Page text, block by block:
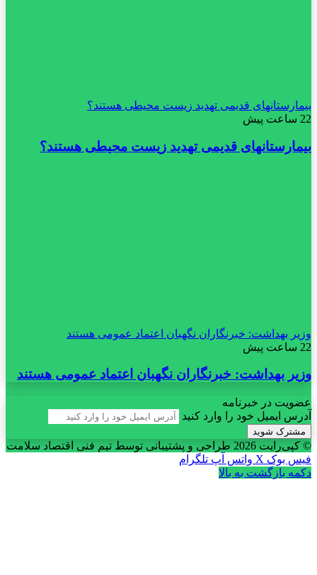
بیمارستانهای قدیمی تهدید زیست محیطی هستند؟
22 ساعت پیش
بیمارستانهای قدیمی تهدید زیست محیطی هستند؟
وزیر بهداشت: خبرنگاران نگهبان اعتماد عمومی هستند
22 ساعت پیش
وزیر بهداشت: خبرنگاران نگهبان اعتماد عمومی هستند
عضویت در خبرنامه
آدرس ایمیل خود را وارد کنید
© کپی‌رایت 2026
طراحی و پشتیبانی توسط تیم فنی اقتصاد سلامت
فیس بوک X واتس آپ تلگرام
دکمه بازگشت به بالا